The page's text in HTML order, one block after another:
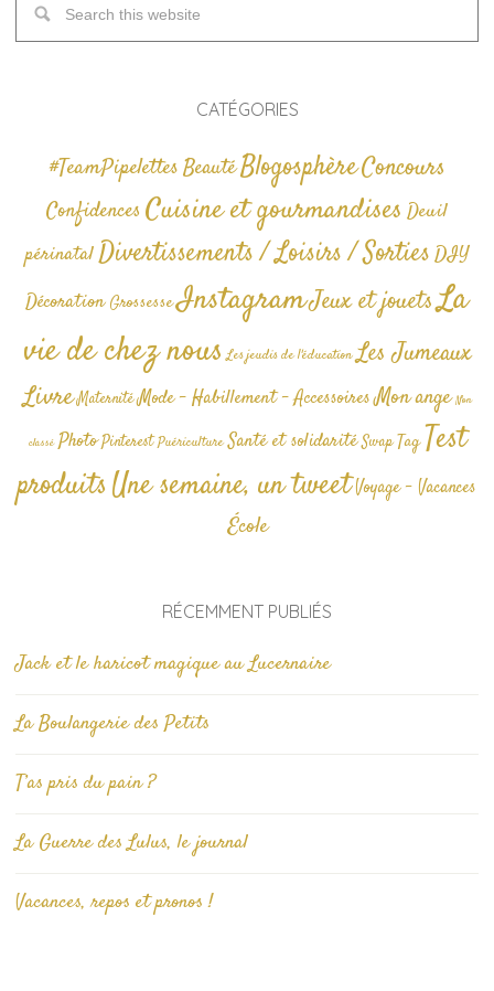
CATÉGORIES
#TeamPipelettesBeautéBlogosphèreConcours
Confidences Cuisine et gourmandises Deuil
périnatalDivertissements / Loisirs / SortiesDIY
Décoration GrossesseInstagramJeux et jouetsLa
vie de chez nous Les jeudis de l'éducation Les Jumeaux
Livre Maternité Mode - Habillement - AccessoiresMon ange Non
classé Photo Pinterest Puériculture Santé et solidarité Swap TagTest
produitsUne semaine, un tweetVoyage - Vacances
École
RÉCEMMENT PUBLIÉS
Jack et le haricot magique au Lucernaire
La Boulangerie des Petits
T’as pris du pain ?
La Guerre des Lulus, le journal
Vacances, repos et pronos !